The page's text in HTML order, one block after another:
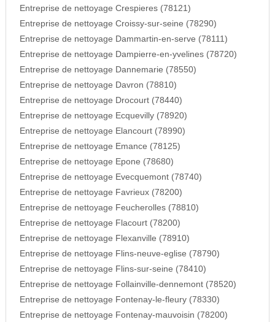
Entreprise de nettoyage Crespieres (78121)
Entreprise de nettoyage Croissy-sur-seine (78290)
Entreprise de nettoyage Dammartin-en-serve (78111)
Entreprise de nettoyage Dampierre-en-yvelines (78720)
Entreprise de nettoyage Dannemarie (78550)
Entreprise de nettoyage Davron (78810)
Entreprise de nettoyage Drocourt (78440)
Entreprise de nettoyage Ecquevilly (78920)
Entreprise de nettoyage Elancourt (78990)
Entreprise de nettoyage Emance (78125)
Entreprise de nettoyage Epone (78680)
Entreprise de nettoyage Evecquemont (78740)
Entreprise de nettoyage Favrieux (78200)
Entreprise de nettoyage Feucherolles (78810)
Entreprise de nettoyage Flacourt (78200)
Entreprise de nettoyage Flexanville (78910)
Entreprise de nettoyage Flins-neuve-eglise (78790)
Entreprise de nettoyage Flins-sur-seine (78410)
Entreprise de nettoyage Follainville-dennemont (78520)
Entreprise de nettoyage Fontenay-le-fleury (78330)
Entreprise de nettoyage Fontenay-mauvoisin (78200)